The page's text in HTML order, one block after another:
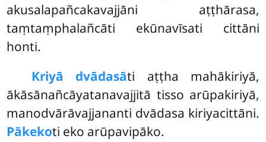
akusalapañcakavajjāni aṭṭhārasa,
taṃtaṃphalañcāti ekūnavīsati cittāni
honti.
Kriyā dvādasāti aṭṭha mahākiriyā,
ākāsānañcāyatanavajjitā tisso arūpakiriyā,
manodvārāvajjananti dvādasa kiriyacittāni.
Pākekoti eko arūpavipāko.